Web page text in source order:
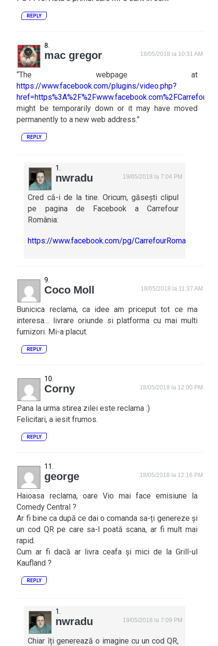
REPLY
mac gregor 18/05/2018 la 10:31 AM
“The webpage at
https://www.facebook.com/plugins/video.php?
might be temporarily down or it may have moved
permanently to a new web address.”
REPLY
nwradu 19/05/2018 la 7:04 PM
Cred că-i de la tine. Oricum, găsești clipul
pe pagina de Facebook a Carrefour
România:
https://www.facebook.com/pg/CarrefourRomania/
Coco Moll 18/05/2018 la 11:37 AM
Bunicica reclama, ca idee am priceput tot ce ma
interesa… livrare oriunde si platforma cu mai multi
furnizori. Mi-a placut.
REPLY
Corny 18/05/2018 la 12:00 PM
Pana la urma stirea zilei este reclama :)
Felicitari, a iesit frumos.
REPLY
george 18/05/2018 la 12:16 PM
Haioasa reclama, oare Vio mai face emisiune la
Comedy Central ?
Ar fi bine ca după ce dai o comanda sa-ți genereze și
un cod QR pe care sa-l poată scana, ar fi mult mai
rapid.
Cum ar fi dacă ar livra ceafa și mici de la Grill-ul
Kaufland ?
REPLY
nwradu 19/05/2018 la 7:09 PM
Chiar îți generează o imagine cu un cod QR,